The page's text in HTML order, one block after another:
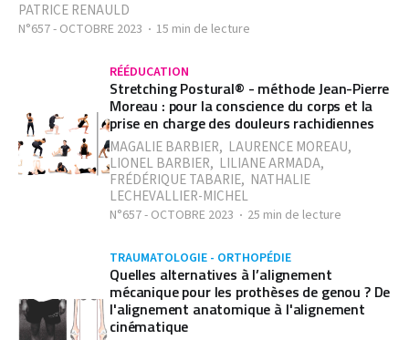
PATRICE RENAULD
N°657 - OCTOBRE 2023 15 min de lecture
RÉÉDUCATION
Stretching Postural® - méthode Jean-Pierre
Moreau : pour la conscience du corps et la
prise en charge des douleurs rachidiennes
MAGALIE BARBIER, LAURENCE MOREAU,
LIONEL BARBIER, LILIANE ARMADA,
FRÉDÉRIQUE TABARIE, NATHALIE
LECHEVALLIER-MICHEL
N°657 - OCTOBRE 2023 25 min de lecture
TRAUMATOLOGIE - ORTHOPÉDIE
Quelles alternatives à l’alignement
mécanique pour les prothèses de genou ? De
l'alignement anatomique à l'alignement
cinématique